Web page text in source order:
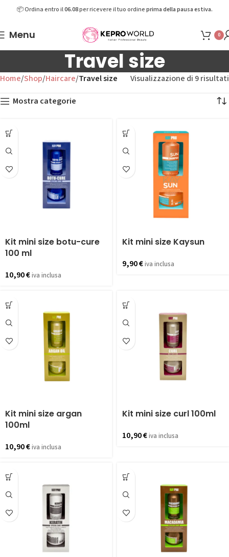
📦 Ordina entro il06.08per ricevere il tuo ordineprima della pausa estiva.
Menu 0
Travel size
Home Shop Haircare Travel size
Visualizzazione di 9 risultati
Mostra categorie
Kit mini size botu-cure
100 ml
10,90€iva inclusa
Kit mini size Kaysun
9,90€iva inclusa
Kit mini size argan
100ml
10,90€iva inclusa
Kit mini size curl 100ml
10,90€iva inclusa